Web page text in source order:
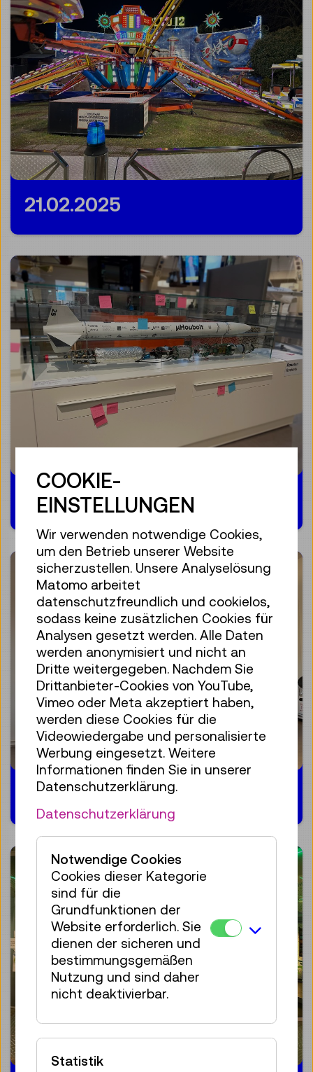
21.02.2025
18.10.2024
04.04.2025
COOKIE-
EINSTELLUNGEN
Wir verwenden notwendige Cookies,
um den Betrieb unserer Website
sicherzustellen. Unsere Analyselösung
Matomo arbeitet
datenschutzfreundlich und cookielos,
sodass keine zusätzlichen Cookies für
Analysen gesetzt werden. Alle Daten
werden anonymisiert und nicht an
Dritte weitergegeben. Nachdem Sie
Drittanbieter-Cookies von YouTube,
Vimeo oder Meta akzeptiert haben,
werden diese Cookies für die
Videowiedergabe und personalisierte
Werbung eingesetzt. Weitere
Informationen finden Sie in unserer
Datenschutzerklärung.
Datenschutzerklärung
Notwendige Cookies
Cookies dieser Kategorie
sind für die
Grundfunktionen der
Website erforderlich. Sie
dienen der sicheren und
bestimmungsgemäßen
Nutzung und sind daher
nicht deaktivierbar.
Statistik